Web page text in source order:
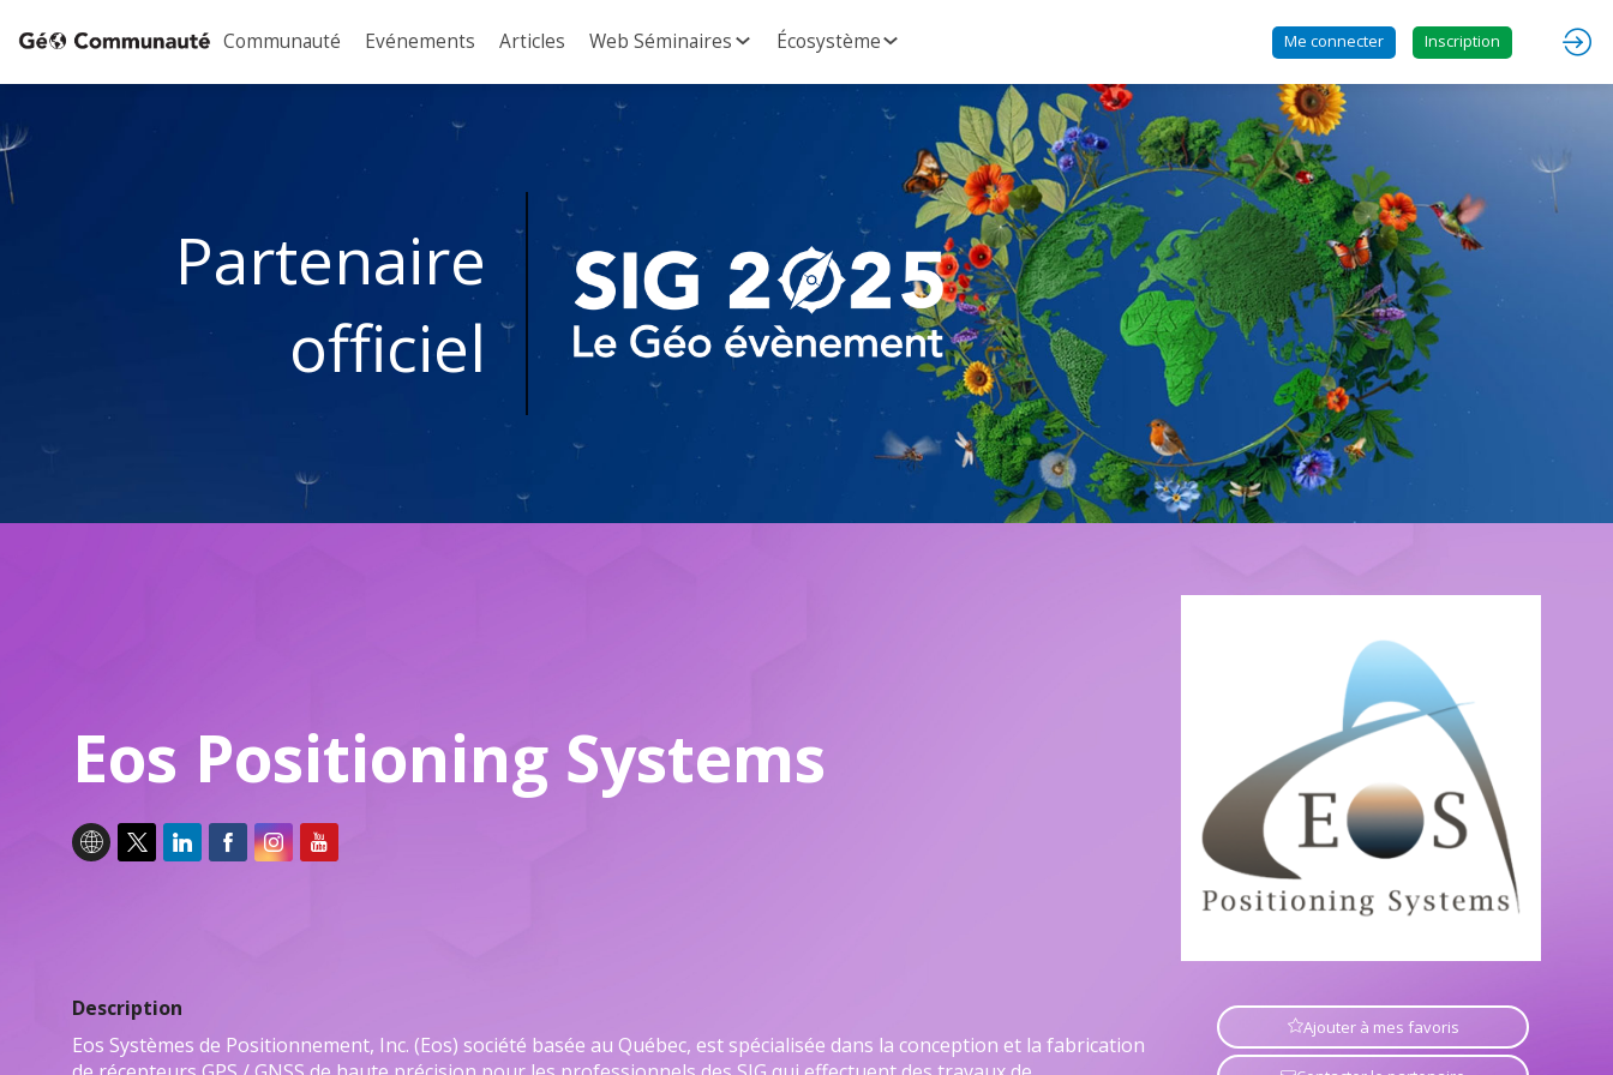
Communauté Evénements Articles Web Séminaires Écosystème Me connecter Inscription
Partenaire
officiel
Eos Positioning Systems
Ajouter à mes favoris
Description
Eos Systèmes de Positionnement, Inc. (Eos) société basée au Québec, est spécialisée dans la conception et la fabrication